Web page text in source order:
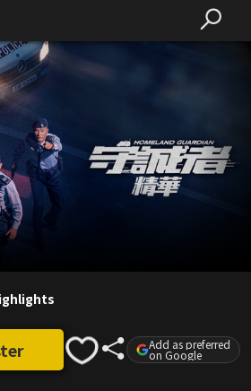
Add as preferred
on Google